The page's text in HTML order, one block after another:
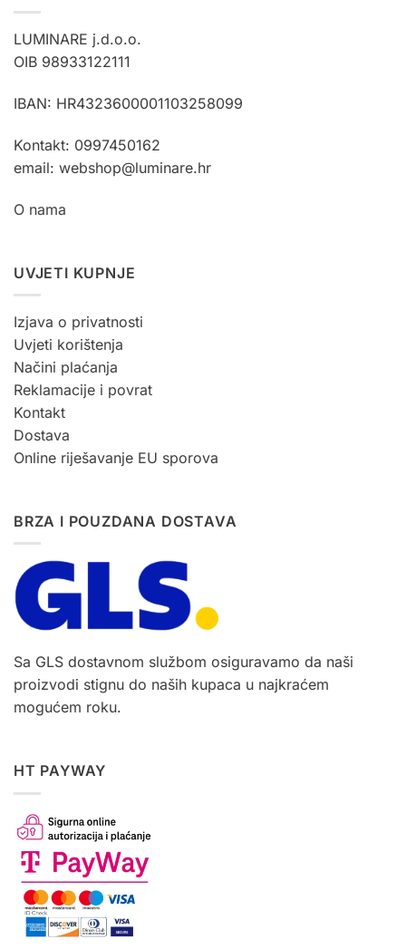
LUMINARE j.d.o.o.
OIB 98933122111
IBAN: HR4323600001103258099
Kontakt: 0997450162
email: webshop@luminare.hr
O nama
UVJETI KUPNJE
Izjava o privatnosti
Uvjeti korištenja
Načini plaćanja
Reklamacije i povrat
Kontakt
Dostava
Online riješavanje EU sporova
BRZA I POUZDANA DOSTAVA
Sa GLS dostavnom službom osiguravamo da naši
proizvodi stignu do naših kupaca u najkraćem
mogućem roku.
HT PAYWAY